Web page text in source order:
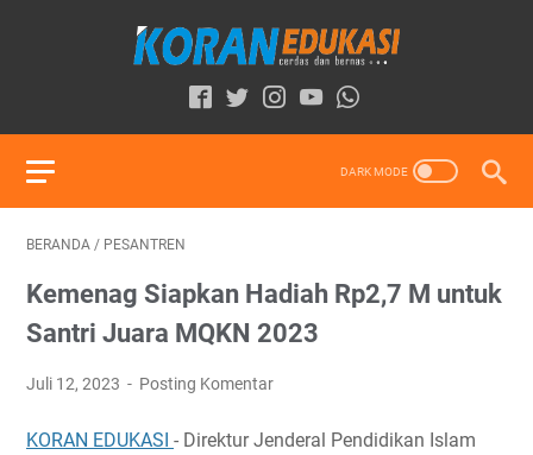
BERANDA / PESANTREN
Kemenag Siapkan Hadiah Rp2,7 M untuk
Santri Juara MQKN 2023
Juli 12, 2023 Posting Komentar
KORAN EDUKASI - Direktur Jenderal Pendidikan Islam